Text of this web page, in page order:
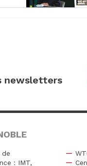
newsletters
de
: IMT,